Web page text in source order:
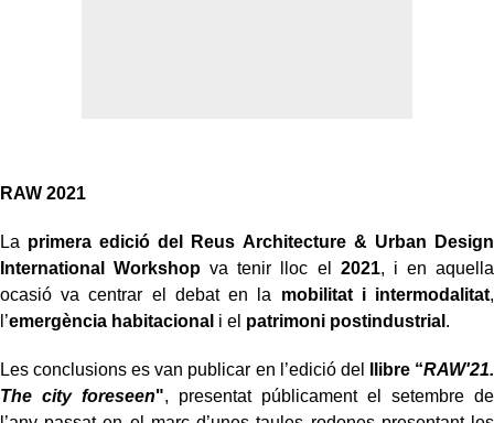
RAW 2021
La primera edició del Reus Architecture & Urban Design
International Workshop va tenir lloc el 2021, i en aquella
ocasió va centrar el debat en la mobilitat i intermodalitat,
l’emergència habitacional i el patrimoni postindustrial .
Les conclusions es van publicar en l’edició del llibre “RAW'21.
The city foreseen", presentat públicament el setembre de